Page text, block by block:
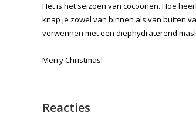
Het is het seizoen van cocoonen. Hoe
knap je zowel van binnen als van buiten
verwennen met een diephydraterend
Merry Christmas!
Reacties